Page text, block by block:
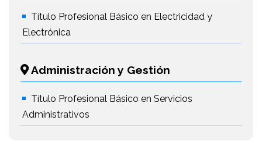
Título Profesional Básico en Electricidad y
Electrónica
Administración y Gestión
Título Profesional Básico en Servicios
Administrativos